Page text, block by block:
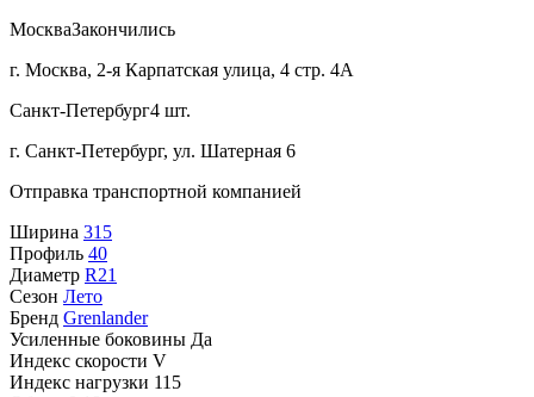
МоскваЗакончились
г. Москва, 2-я Карпатская улица, 4 стр. 4А
Санкт-Петербург4 шт.
г. Санкт-Петербург, ул. Шатерная 6
Отправка транспортной компанией
Ширина 315
Профиль 40
Диаметр R21
Сезон Лето
Бренд Grenlander
Усиленные боковины Да
Индекс скорости V
Индекс нагрузки 115